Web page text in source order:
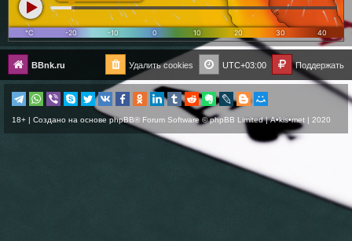
BBnk.ru Поддержать
UTC+03:00
Удалить cookies
18+ | Создано на основе phpBB® Forum Software © phpBB Limited |A•kis•met | 2020